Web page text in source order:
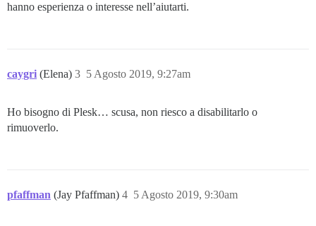
hanno esperienza o interesse nell’aiutarti.
caygri (Elena) 5 Agosto 2019, 9:27am
3
Ho bisogno di Plesk… scusa, non riesco a disabilitarlo o
rimuoverlo.
pfaffman (Jay Pfaffman) 5 Agosto 2019, 9:30am
4